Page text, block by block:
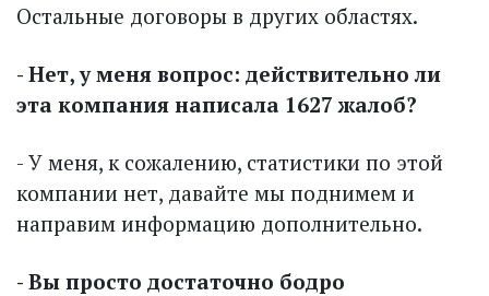
Остальные договоры в других областях.
- Нет, у меня вопрос: действительно ли
эта компания написала 1627 жалоб?
- У меня, к сожалению, статистики по этой
компании нет, давайте мы поднимем и
направим информацию дополнительно.
- Вы просто достаточно бод­ро